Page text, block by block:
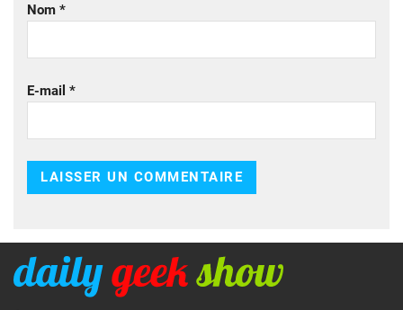
Nom *
E-mail *